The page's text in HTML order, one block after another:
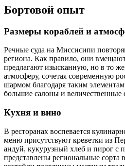
Бортовой опыт
Размеры кораблей и
Речные суда на Миссисипи
региона. Как правило, они
предлагают изысканную, но в то
атмосферу, сочетая современную
шармом благодаря таким
большие салоны и величественные
Кухня и вино
В ресторанах воспевается
меню присутствуют креветки из
андуй, кукурузный хлеб и пирог с
представлены региональные